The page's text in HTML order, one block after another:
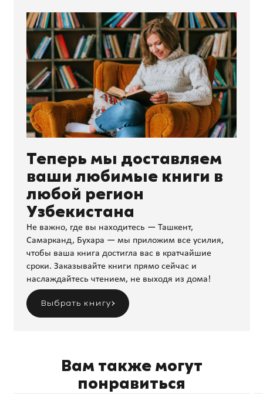
Теперь мы доставляем
ваши любимые книги в
любой регион
Узбекистана
Не важно, где вы находитесь — Ташкент,
Самарканд, Бухара — мы приложим все усилия,
чтобы ваша книга достигла вас в кратчайшие
сроки. Заказывайте книги прямо сейчас и
наслаждайтесь чтением, не выходя из дома!
Выбрать книгу
Вам также могут
понравиться